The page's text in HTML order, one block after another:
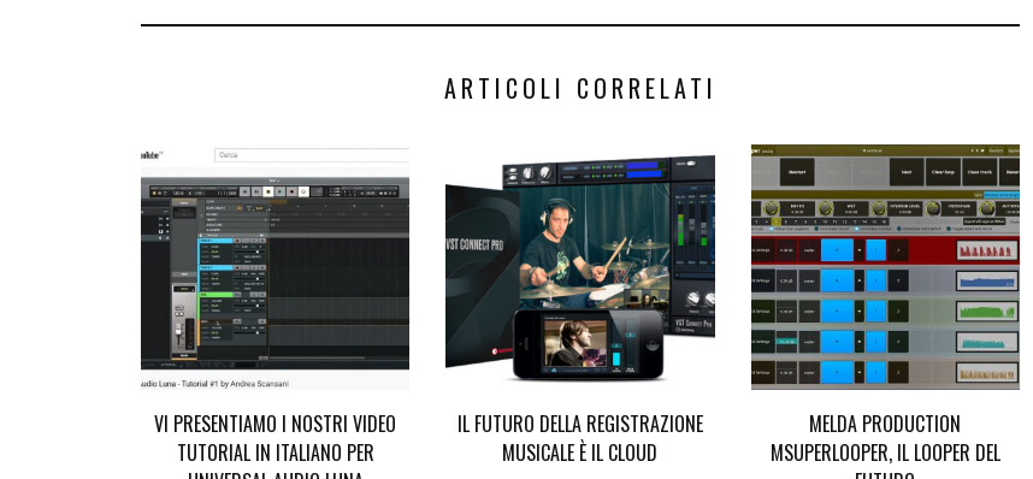
ARTICOLI CORRELATI
VI PRESENTIAMO I NOSTRI VIDEO
TUTORIAL IN ITALIANO PER
IL FUTURO DELLA REGISTRAZIONE
MUSICALE È IL CLOUD
MELDA PRODUCTION
MSUPERLOOPER, IL LOOPER DEL